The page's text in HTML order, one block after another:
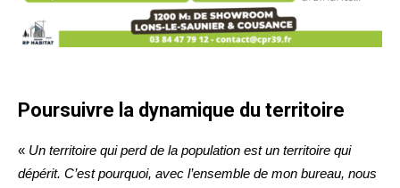
Poursuivre la dynamique du territoire
« Un territoire qui perd de la population est un territoire qui
dépérit. C’est pourquoi, avec l’ensemble de mon bureau, nous